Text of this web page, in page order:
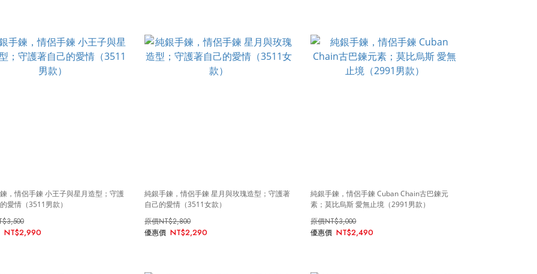
，情侶手鍊 小王子與星月造型；守護
愛情（3511男款）
NT$2,990
純銀手鍊，情侶手鍊 星月與玫瑰造型；守護著
自己的愛情（3511女款）
NT$2,800
NT$2,290
純銀手鍊，情侶手鍊 Cuban Chain古巴鍊元
素；莫比烏斯 愛無止境（2991男款）
NT$3,000
NT$2,490